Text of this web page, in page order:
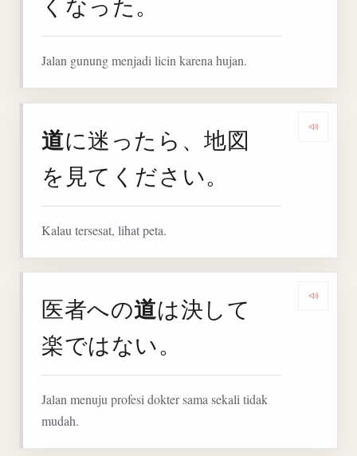
Jalan gunung menjadi licin karena hujan.
道に迷ったら、地図
を見てください。
Kalau tersesat, lihat peta.
医者への道は決して
楽ではない。
Jalan menuju profesi dokter sama sekali tidak
mudah.